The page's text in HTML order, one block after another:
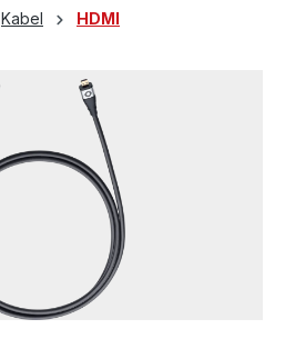
Kabel HDMI